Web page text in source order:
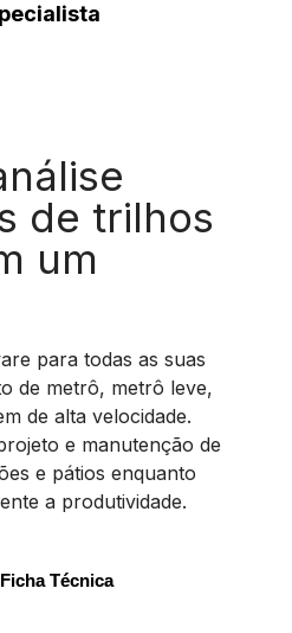
de trilhos
um
para todas as suas
de metrô, metrô leve,
de alta velocidade.
e manutenção de
e pátios enquanto
a produtividade.
Técnica